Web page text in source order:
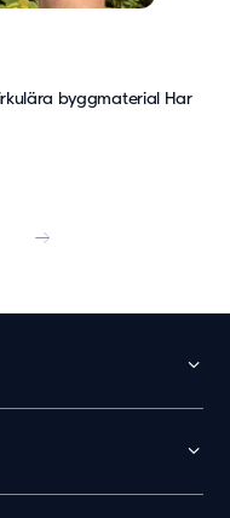
byggmaterial Har